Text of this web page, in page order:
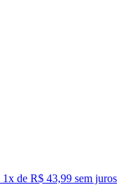
1x de R$ 43,99 sem juros